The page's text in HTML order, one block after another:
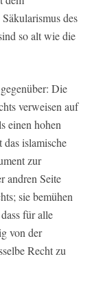
des
so alt wie die
Die
verweisen auf
einen hohen
islamische
zur
andren Seite
sie bemühen
für alle
von der
Recht zu